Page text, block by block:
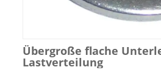
Übergroße flache
Lastverteilung